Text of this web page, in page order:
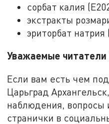
сорбат калия
экстракты
эриторбат натрия
Уважаемые
Если вам есть чем
Царьград
наблюдения, вопросы
странички в